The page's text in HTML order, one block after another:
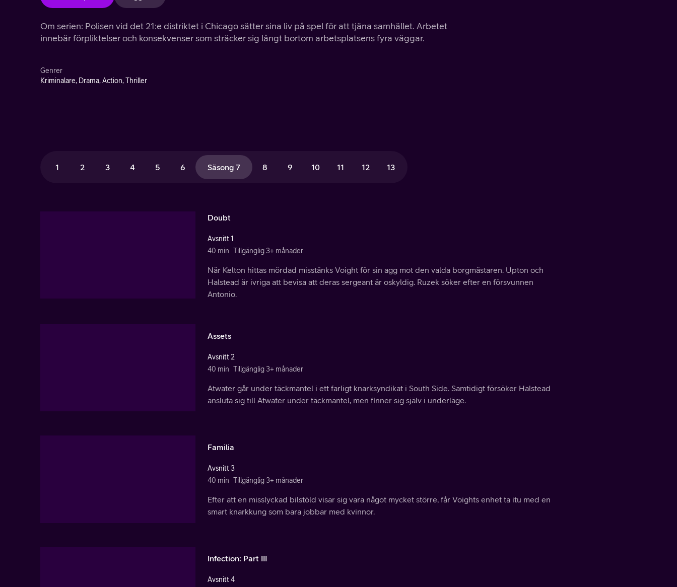
Om serien: Polisen vid det 21:e distriktet i Chicago sätter sina liv på spel för att tjäna samhället. Arbetet
innebär förpliktelser och konsekvenser som sträcker sig långt bortom arbetsplatsens fyra väggar.
Genrer
Kriminalare, Drama, Action, Thriller
1 2 3 4 5 6 Säsong 7 8 9 10 11 12 13
Doubt
Avsnitt 1
40 min Tillgänglig 3+ månader
När Kelton hittas mördad misstänks Voight för sin agg mot den valda borgmästaren. Upton och
Halstead är ivriga att bevisa att deras sergeant är oskyldig. Ruzek söker efter en försvunnen
Antonio.
Assets
Avsnitt 2
40 min Tillgänglig 3+ månader
Atwater går under täckmantel i ett farligt knarksyndikat i South Side. Samtidigt försöker Halstead
ansluta sig till Atwater under täckmantel, men finner sig själv i underläge.
Familia
Avsnitt 3
40 min Tillgänglig 3+ månader
Efter att en misslyckad bilstöld visar sig vara något mycket större, får Voights enhet ta itu med en
smart knarkkung som bara jobbar med kvinnor.
Infection: Part III
Avsnitt 4